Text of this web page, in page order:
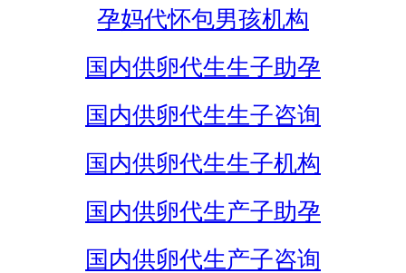
孕妈代怀包男孩机构
国内供卵代生生子助孕
国内供卵代生生子咨询
国内供卵代生生子机构
国内供卵代生产子助孕
国内供卵代生产子咨询